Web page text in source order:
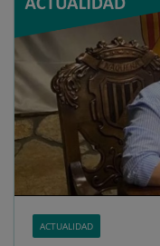
ACTUALIDAD